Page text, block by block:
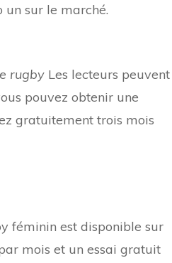
un sur le marché.
rugby Les lecteurs peuvent
pouvez obtenir une
gratuitement trois mois
féminin est disponible sur
mois et un essai gratuit